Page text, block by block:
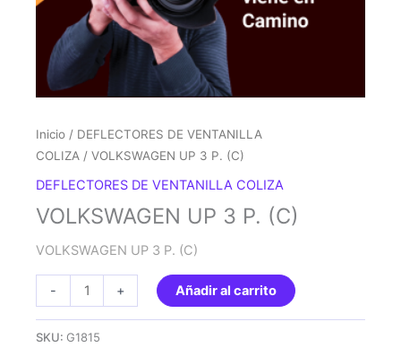
Inicio / DEFLECTORES DE VENTANILLA
COLIZA / VOLKSWAGEN UP 3 P. (C)
DEFLECTORES DE VENTANILLA COLIZA
VOLKSWAGEN UP 3 P. (C)
VOLKSWAGEN UP 3 P. (C)
-
VOLKSWAGEN
UP
+ Añadir al carrito
SKU: G1815